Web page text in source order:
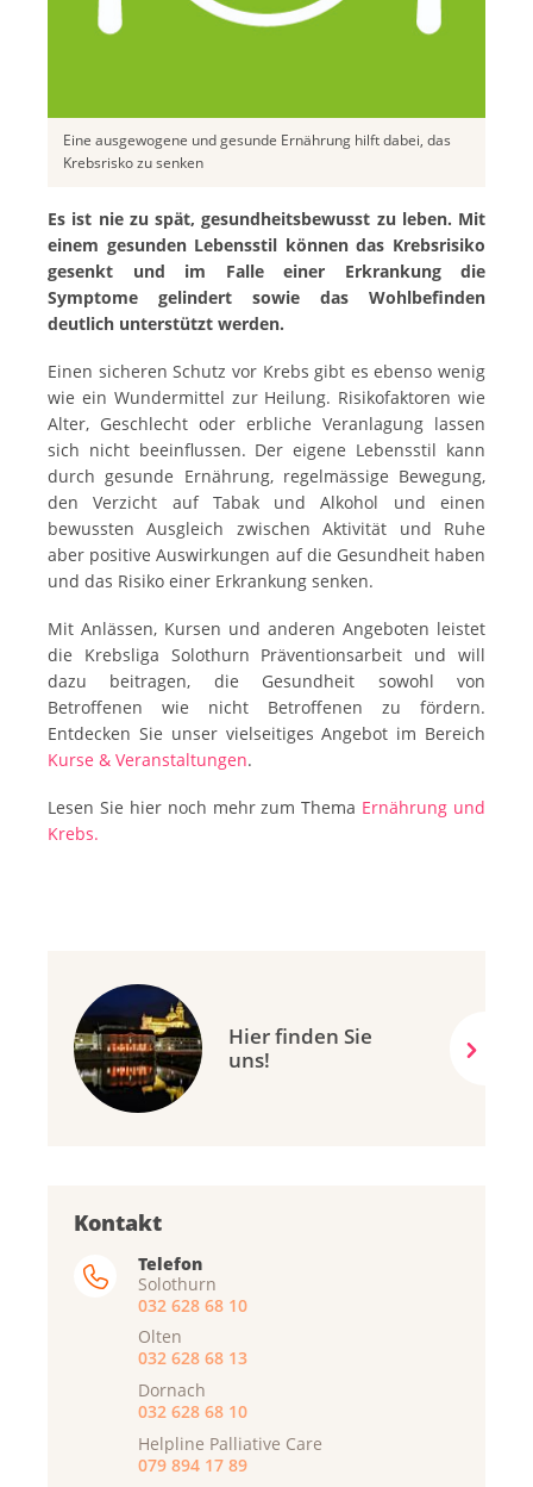
Eine ausgewogene und gesunde Ernährung hilft dabei, das
Krebsrisko zu senken
Es ist nie zu spät, gesundheitsbewusst zu leben. Mit
einem gesunden Lebensstil können das Krebsrisiko
gesenkt und im Falle einer Erkrankung die
Symptome gelindert sowie das Wohlbefinden
deutlich unterstützt werden.
Einen sicheren Schutz vor Krebs gibt es ebenso wenig
wie ein Wundermittel zur Heilung. Risikofaktoren wie
Alter, Geschlecht oder erbliche Veranlagung lassen
sich nicht beeinflussen. Der eigene Lebensstil kann
durch gesunde Ernährung, regelmässige Bewegung,
den Verzicht auf Tabak und Alkohol und einen
bewussten Ausgleich zwischen Aktivität und Ruhe
aber positive Auswirkungen auf die Gesundheit haben
und das Risiko einer Erkrankung senken.
Mit Anlässen, Kursen und anderen Angeboten leistet
die Krebsliga Solothurn Präventionsarbeit und will
dazu beitragen, die Gesundheit sowohl von
Betroffenen wie nicht Betroffenen zu fördern.
Entdecken Sie unser vielseitiges Angebot im Bereich
Kurse & Veranstaltungen.
Lesen Sie hier noch mehr zum Thema Ernährung und
Krebs.
Hier finden Sie
uns!
Kontakt
Telefon
Solothurn
032 628 68 10
Olten
032 628 68 13
Dornach
032 628 68 10
Helpline Palliative Care
079 894 17 89